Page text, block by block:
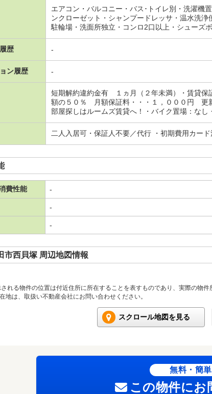
エアコン・バルコニー・バス･トイレ別・洗濯機
ンクローゼット・シャンプードレッサ・温水洗
駐輪場・洗面所独立・コンロ2口以上・シューズ
歴 -
ン履歴 -
短期解約違約金有 １ヵ月（２年未満）・賃貸
額の５０％ 月額保証料・・・１，０００円 更
部屋探しはルームズ賃貸へ！・バイク置場：な
二人入居可・保証人不要／代行 ・初期費用カー
費性能 -
-
-
市西貝塚 周辺地図情報
れる物件の位置は付近住所に所在することを表すものであり、実際の物件
地は、取扱い不動産会社にお問い合わせください。
スクロール地図を見る
無料・簡単
この物件にお